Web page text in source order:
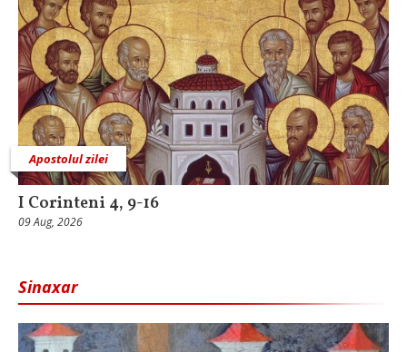
Apostolul zilei
I Corinteni 4, 9-16
09 Aug, 2026
Sinaxar